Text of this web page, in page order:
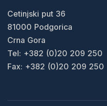
Cetinjski put 36
81000 Podgorica
Crna Gora
Tel: +382 (0)20 209 250
Fax: +382 (0)20 209 250